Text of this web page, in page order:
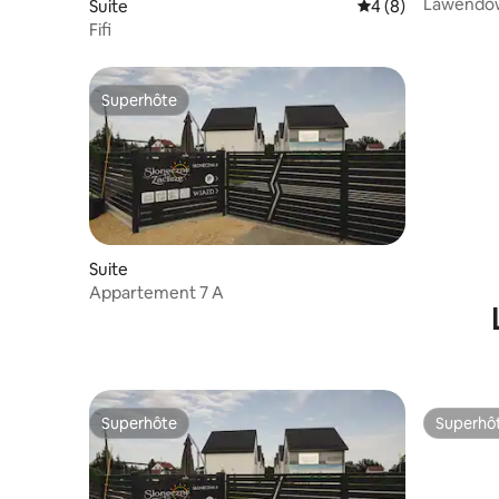
Suite Évaluation
4 (8)
Fifi
Superhôte
Superhôte
Suite
Appartement 7 A
Superhôte
Superhôte